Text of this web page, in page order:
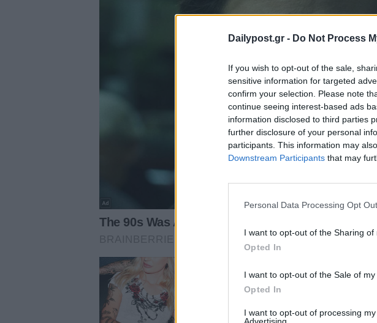
Dailypost.gr - Do Not Process
If you wish to opt-out of the sale,
sensitive information for targeted
confirm your selection. Please note
continue seeing interest-based ads
information disclosed to third parties
further disclosure of your personal
participants. This information may
Downstream Participants that may
Personal Data Processing Opt
I want to opt-out of the Sharing of
Opted In
I want to opt-out of the Sale of my
Opted In
I want to opt-out of processing
Advertising.